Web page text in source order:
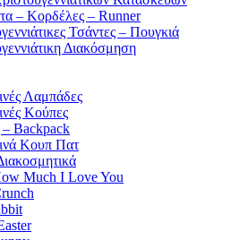
– Κορδέλες – Runner
Τσάντες – Πουγκιά
Διακόσμηση
Λαμπάδες
Κούπες
– Backpack
Κουπ Πατ
Much I Love You